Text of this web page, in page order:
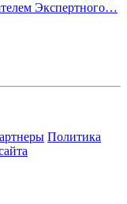
Экспертного…
Политика